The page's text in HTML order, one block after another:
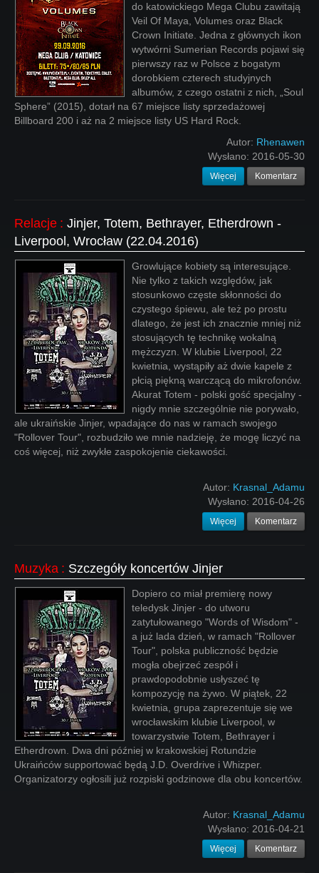
do katowickiego Mega Clubu zawitają
Veil Of Maya, Volumes oraz Black
Crown Initiate. Jedna z głównych ikon
wytwórni Sumerian Records pojawi się
pierwszy raz w Polsce z bogatym
dorobkiem czterech studyjnych
albumów, z czego ostatni z nich, „Soul
Sphere” (2015), dotarł na 67 miejsce listy sprzedażowej
Billboard 200 i aż na 2 miejsce listy US Hard Rock.
Autor: Rhenawen
Wysłano: 2016-05-30
Więcej Komentarz
Relacje : Jinjer, Totem, Bethrayer, Etherdrown -
Liverpool, Wrocław (22.04.2016)
Growlujące kobiety są interesujące.
Nie tylko z takich względów, jak
stosunkowo częste skłonności do
czystego śpiewu, ale też po prostu
dlatego, że jest ich znacznie mniej niż
stosujących tę technikę wokalną
mężczyzn. W klubie Liverpool, 22
kwietnia, wystąpiły aż dwie kapele z
płcią piękną warczącą do mikrofonów.
Akurat Totem - polski gość specjalny -
nigdy mnie szczególnie nie porywało,
ale ukraińskie Jinjer, wpadające do nas w ramach swojego
"Rollover Tour", rozbudziło we mnie nadzieję, że mogę liczyć na
coś więcej, niż zwykłe zaspokojenie ciekawości.
Autor: Krasnal_Adamu
Wysłano: 2016-04-26
Więcej Komentarz
Muzyka : Szczegóły koncertów Jinjer
Dopiero co miał premierę nowy
teledysk Jinjer - do utworu
zatytułowanego "Words of Wisdom" -
a już lada dzień, w ramach "Rollover
Tour", polska publiczność będzie
mogła obejrzeć zespół i
prawdopodobnie usłyszeć tę
kompozycję na żywo. W piątek, 22
kwietnia, grupa zaprezentuje się we
wrocławskim klubie Liverpool, w
towarzystwie Totem, Bethrayer i
Etherdrown. Dwa dni później w krakowskiej Rotundzie
Ukraińców supportować będą J.D. Overdrive i Whizper.
Organizatorzy ogłosili już rozpiski godzinowe dla obu koncertów.
Autor: Krasnal_Adamu
Wysłano: 2016-04-21
Więcej Komentarz